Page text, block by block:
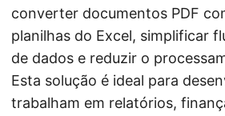
converter documentos PDF
planilhas do Excel, simplificar
de dados e reduzir o
Esta solução é ideal para
trabalham em relatórios,